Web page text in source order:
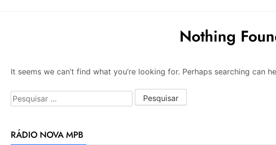
Nothing
It seems we can’t find what you’re looking for. Perhaps searching can
Pesquisar por:
RÁDIO NOVA MPB